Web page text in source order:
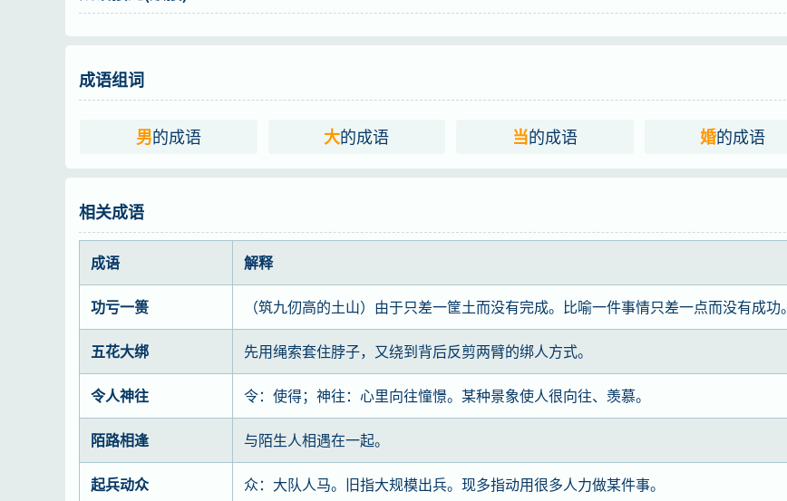
成语组词
男的成语 大的成语 当的成语 婚的成语
相关成语
成语 解释
功亏一篑 （筑九仞高的土山）由于只差一筐土而没有完成。比喻一件事情只差一点而没有成功。
五花大绑 先用绳索套住脖子，又绕到背后反剪两臂的绑人方式。
令人神往 令：使得；神往：心里向往憧憬。某种景象使人很向往、羡慕。
陌路相逢 与陌生人相遇在一起。
起兵动众 众：大队人马。旧指大规模出兵。现多指动用很多人力做某件事。